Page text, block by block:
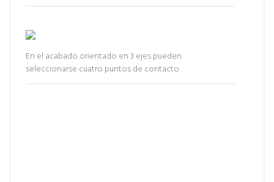
En el acabado orientado en 3 ejes pueden
seleccionarse cuatro puntos de contacto